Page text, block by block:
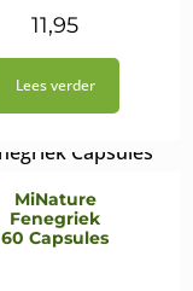
11,95
Lees verder
MiNature
Fenegriek
60 Capsules